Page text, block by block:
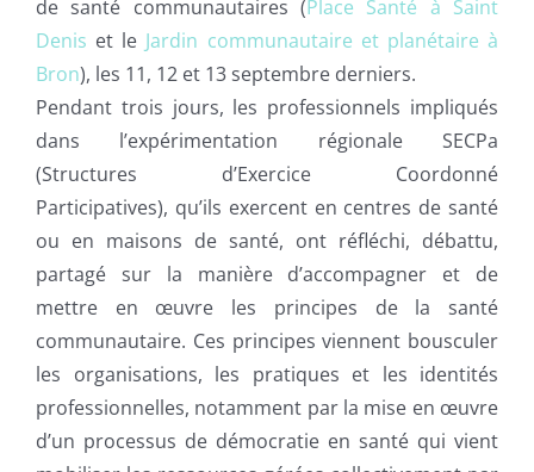
de santé communautaires (Place Santé à Saint
Denis et le Jardin communautaire et planétaire à
Bron), les 11, 12 et 13 septembre derniers.
Pendant trois jours, les professionnels impliqués
dans l’expérimentation régionale SECPa
(Structures d’Exercice Coordonné
Participatives), qu’ils exercent en centres de santé
ou en maisons de santé, ont réfléchi, débattu,
partagé sur la manière d’accompagner et de
mettre en œuvre les principes de la santé
communautaire. Ces principes viennent bousculer
les organisations, les pratiques et les identités
professionnelles, notamment par la mise en œuvre
d’un processus de démocratie en santé qui vient